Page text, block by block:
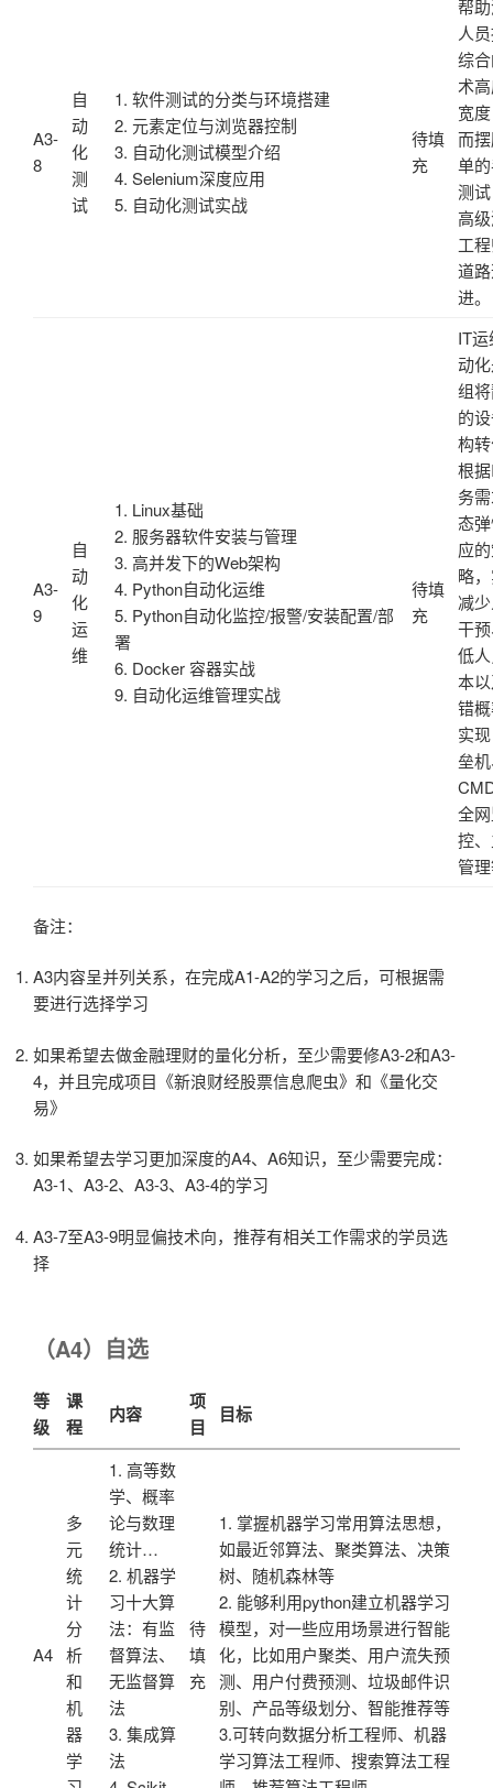
A3-
8
自
动
化
测
试
1. 软件测试的分类与环境搭建
2. 元素定位与浏览器控制
3. 自动化测试模型介绍
4. Selenium深度应用
5. 自动化测试实战
待填
充
帮
人
综
术
宽
而
单
测
高
工
道
进。
A3-
9
自
动
化
运
维
1. Linux基础
2. 服务器软件安装与管理
3. 高并发下的Web架构
4. Python自动化运维
5. Python自动化监控/报警/安装配置/部
署
6. Docker 容器实战
9. 自动化运维管理实战
待填
充
IT
动
组
的
构
根
务
态
应
略
减
干
低
本
错
实
垒
全
控
管
备注：
A3内容呈并列关系，在完成A1-A2的学习之后，可根据需
要进行选择学习
如果希望去做金融理财的量化分析，至少需要修A3-2和A3-
4，并且完成项目《新浪财经股票信息爬虫》和《量化交
易》
如果希望去学习更加深度的A4、A6知识，至少需要完成：
A3-1、A3-2、A3-3、A3-4的学习
A3-7至A3-9明显偏技术向，推荐有相关工作需求的学员选
择
（A4）自选
等
级
课
程
内容
项
目
目标
A4
多
元
统
计
分
析
和
机
器
学
1. 高等数
学、概率
论与数理
统计…
2. 机器学
习十大算
法：有监
督算法、
无监督算
法
3. 集成算
法
待
填
充
1. 掌握机器学习常用算法思想，
如最近邻算法、聚类算法、决策
树、随机森林等
2. 能够利用python建立机器学习
模型，对一些应用场景进行智能
化，比如用户聚类、用户流失预
测、用户付费预测、垃圾邮件识
别、产品等级划分、智能推荐等
3.可转向数据分析工程师、机器
学习算法工程师、搜索算法工程